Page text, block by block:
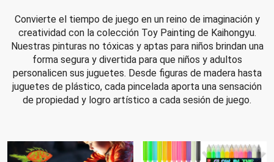
Convierte el tiempo de juego en un reino de imaginación y
creatividad con la colección Toy Painting de Kaihongyu.
Nuestras pinturas no tóxicas y aptas para niños brindan una
forma segura y divertida para que niños y adultos
personalicen sus juguetes. Desde figuras de madera hasta
juguetes de plástico, cada pincelada aporta una sensación
de propiedad y logro artístico a cada sesión de juego.